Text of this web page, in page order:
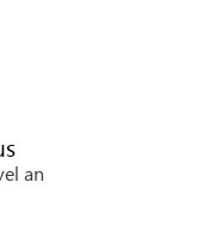
an